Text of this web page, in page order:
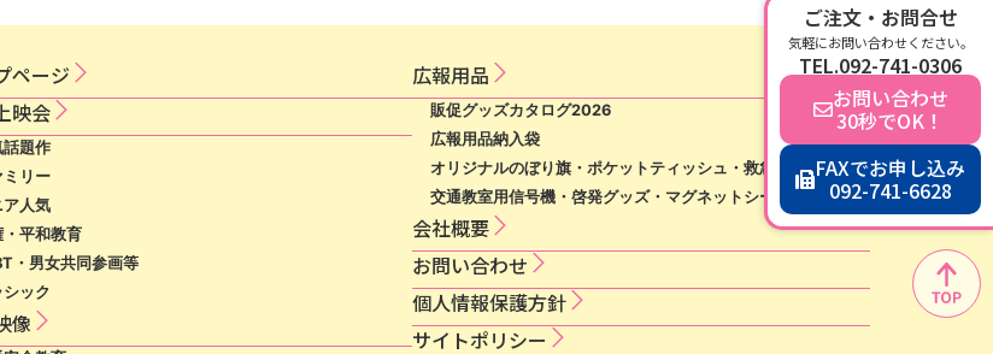
ページ
映​会​​
話題作
ミリー
ア人気
・平和教育
・男女共同参画等
シック
像
広​報​用​品​
販促グッズカタログ2026
広報用品納入袋
オリジナルのぼり旗・ポケットティッシュ・救急絆創膏等
交通教室用信号機・啓発グッズ・マグネットシート等
会社概要
お問い合わせ
個​人​情​報​保​護​方​針​
サ​イ​ト​ポ​リ​シ​ー​
ご注文・お問合せ
気軽にお問い合わせください。
TEL.092-741-0306
お問い合わせ
30秒でOK！
FAXでお申し込み
092-741-6628